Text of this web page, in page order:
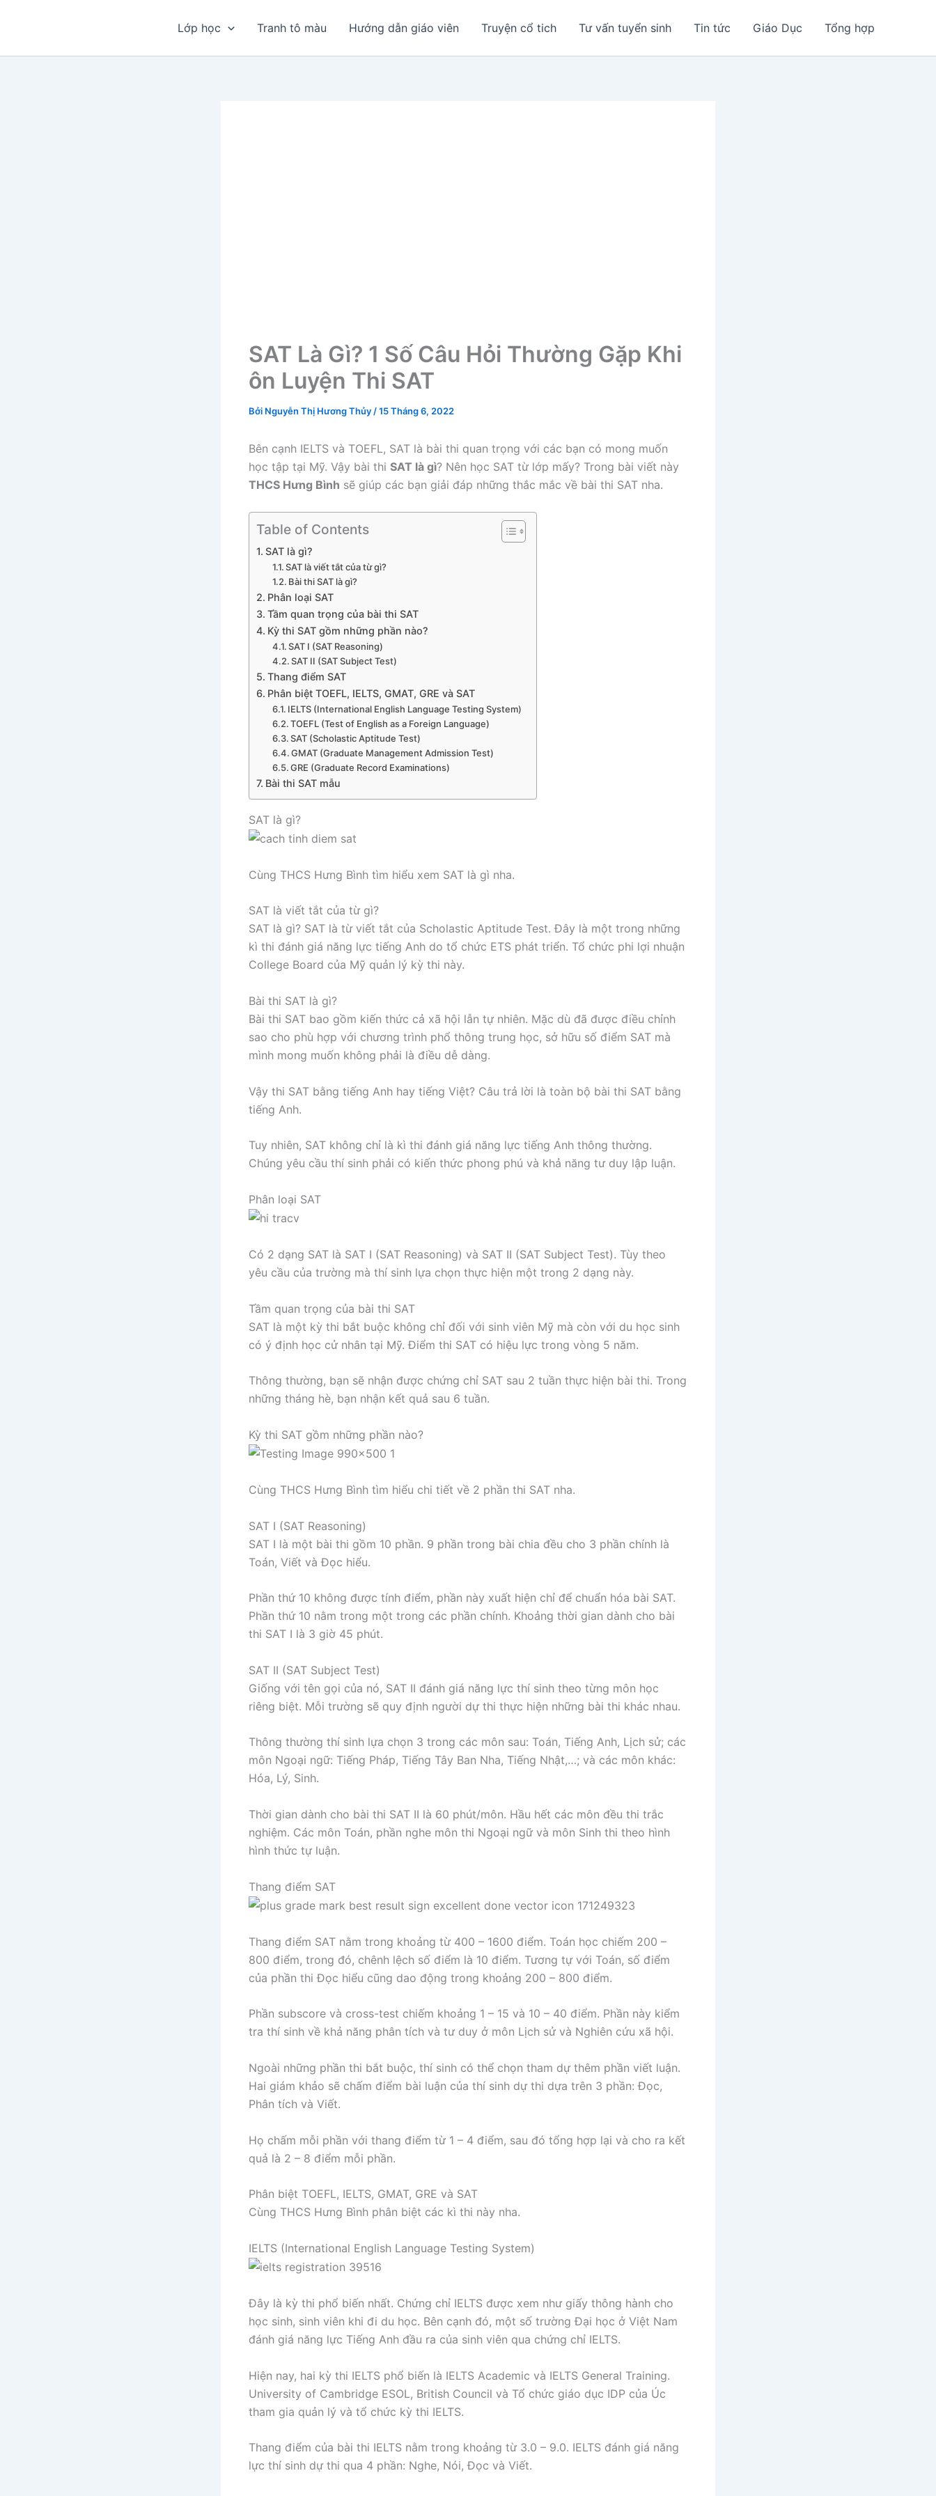
Lớp học Tranh tô màu Hướng dẫn giáo viên Truyện cổ tich Tư vấn tuyển sinh Tin tức Giáo Dục Tổng hợp
SAT Là Gì? 1 Số Câu Hỏi Thường Gặp Khi
ôn Luyện Thi SAT
Bởi Nguyễn Thị Hương Thủy /15 Tháng 6, 2022
Bên cạnh IELTS và TOEFL, SAT là bài thi quan trọng với các bạn có mong muốn
học tập tại Mỹ. Vậy bài thi SAT là gì? Nên học SAT từ lớp mấy? Trong bài viết này
THCS Hưng Bình sẽ giúp các bạn giải đáp những thắc mắc về bài thi SAT nha.
Table of Contents
SAT là gì?
SAT là viết tắt của từ gì?
Bài thi SAT là gì?
Phân loại SAT
Tầm quan trọng của bài thi SAT
Kỳ thi SAT gồm những phần nào?
SAT I (SAT Reasoning)
SAT II (SAT Subject Test)
Thang điểm SAT
Phân biệt TOEFL, IELTS, GMAT, GRE và SAT
IELTS (International English Language Testing System)
TOEFL (Test of English as a Foreign Language)
SAT (Scholastic Aptitude Test)
GMAT (Graduate Management Admission Test)
GRE (Graduate Record Examinations)
Bài thi SAT mẫu
SAT là gì?
Cùng THCS Hưng Bình tìm hiểu xem SAT là gì nha.
SAT là viết tắt của từ gì?
SAT là gì? SAT là từ viết tắt của Scholastic Aptitude Test. Đây là một trong những
kì thi đánh giá năng lực tiếng Anh do tổ chức ETS phát triển. Tổ chức phi lợi nhuận
College Board của Mỹ quản lý kỳ thi này.
Bài thi SAT là gì?
Bài thi SAT bao gồm kiến thức cả xã hội lẫn tự nhiên. Mặc dù đã được điều chỉnh
sao cho phù hợp với chương trình phổ thông trung học, sở hữu số điểm SAT mà
mình mong muốn không phải là điều dễ dàng.
Vậy thi SAT bằng tiếng Anh hay tiếng Việt? Câu trả lời là toàn bộ bài thi SAT bằng
tiếng Anh.
Tuy nhiên, SAT không chỉ là kì thi đánh giá năng lực tiếng Anh thông thường.
Chúng yêu cầu thí sinh phải có kiến thức phong phú và khả năng tư duy lập luận.
Phân loại SAT
Có 2 dạng SAT là SAT I (SAT Reasoning) và SAT II (SAT Subject Test). Tùy theo
yêu cầu của trường mà thí sinh lựa chọn thực hiện một trong 2 dạng này.
Tầm quan trọng của bài thi SAT
SAT là một kỳ thi bắt buộc không chỉ đối với sinh viên Mỹ mà còn với du học sinh
có ý định học cử nhân tại Mỹ. Điểm thi SAT có hiệu lực trong vòng 5 năm.
Thông thường, bạn sẽ nhận được chứng chỉ SAT sau 2 tuần thực hiện bài thi. Trong
những tháng hè, bạn nhận kết quả sau 6 tuần.
Kỳ thi SAT gồm những phần nào?
Cùng THCS Hưng Bình tìm hiểu chi tiết về 2 phần thi SAT nha.
SAT I (SAT Reasoning)
SAT I là một bài thi gồm 10 phần. 9 phần trong bài chia đều cho 3 phần chính là
Toán, Viết và Đọc hiểu.
Phần thứ 10 không được tính điểm, phần này xuất hiện chỉ để chuẩn hóa bài SAT.
Phần thứ 10 nằm trong một trong các phần chính. Khoảng thời gian dành cho bài
thi SAT I là 3 giờ 45 phút.
SAT II (SAT Subject Test)
Giống với tên gọi của nó, SAT II đánh giá năng lực thí sinh theo từng môn học
riêng biệt. Mỗi trường sẽ quy định người dự thi thực hiện những bài thi khác nhau.
Thông thường thí sinh lựa chọn 3 trong các môn sau: Toán, Tiếng Anh, Lịch sử; các
môn Ngoại ngữ: Tiếng Pháp, Tiếng Tây Ban Nha, Tiếng Nhật,…; và các môn khác:
Hóa, Lý, Sinh.
Thời gian dành cho bài thi SAT II là 60 phút/môn. Hầu hết các môn đều thi trắc
nghiệm. Các môn Toán, phần nghe môn thi Ngoại ngữ và môn Sinh thi theo hình
hình thức tự luận.
Thang điểm SAT
Thang điểm SAT nằm trong khoảng từ 400 – 1600 điểm. Toán học chiếm 200 –
800 điểm, trong đó, chênh lệch số điểm là 10 điểm. Tương tự với Toán, số điểm
của phần thi Đọc hiểu cũng dao động trong khoảng 200 – 800 điểm.
Phần subscore và cross-test chiếm khoảng 1 – 15 và 10 – 40 điểm. Phần này kiểm
tra thí sinh về khả năng phân tích và tư duy ở môn Lịch sử và Nghiên cứu xã hội.
Ngoài những phần thi bắt buộc, thí sinh có thể chọn tham dự thêm phần viết luận.
Hai giám khảo sẽ chấm điểm bài luận của thí sinh dự thi dựa trên 3 phần: Đọc,
Phân tích và Viết.
Họ chấm mỗi phần với thang điểm từ 1 – 4 điểm, sau đó tổng hợp lại và cho ra kết
quả là 2 – 8 điểm mỗi phần.
Phân biệt TOEFL, IELTS, GMAT, GRE và SAT
Cùng THCS Hưng Bình phân biệt các kì thi này nha.
IELTS (International English Language Testing System)
Đây là kỳ thi phổ biến nhất. Chứng chỉ IELTS được xem như giấy thông hành cho
học sinh, sinh viên khi đi du học. Bên cạnh đó, một số trường Đại học ở Việt Nam
đánh giá năng lực Tiếng Anh đầu ra của sinh viên qua chứng chỉ IELTS.
Hiện nay, hai kỳ thi IELTS phổ biến là IELTS Academic và IELTS General Training.
University of Cambridge ESOL, British Council và Tổ chức giáo dục IDP của Úc
tham gia quản lý và tổ chức kỳ thi IELTS.
Thang điểm của bài thi IELTS nằm trong khoảng từ 3.0 – 9.0. IELTS đánh giá năng
lực thí sinh dự thi qua 4 phần: Nghe, Nói, Đọc và Viết.